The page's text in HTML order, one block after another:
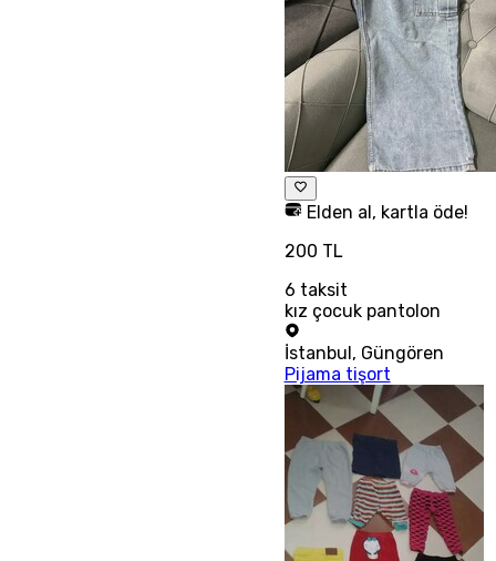
Elden al, kartla öde!
200 TL
6 taksit
kız çocuk pantolon
İstanbul , Güngören
Pijama tişort